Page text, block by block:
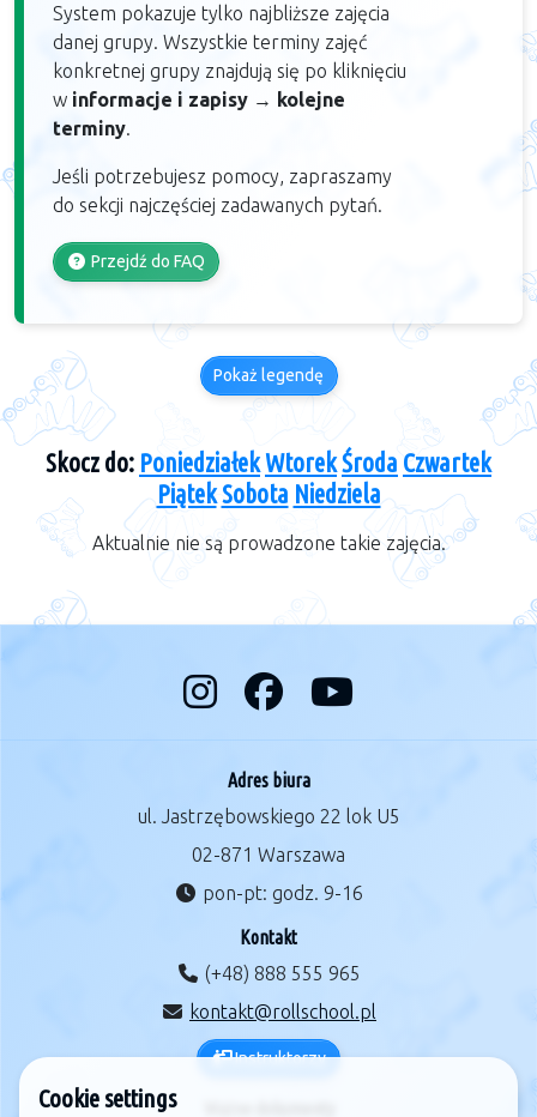
System pokazuje tylko najbliższe zajęcia
danej grupy. Wszystkie terminy zajęć
konkretnej grupy znajdują się po kliknięciu
w informacje i zapisy → kolejne
terminy.
Jeśli potrzebujesz pomocy, zapraszamy
do sekcji najczęściej zadawanych pytań.
Przejdź do FAQ
Pokaż legendę
Skocz do: PoniedziałekWtorekŚroda Czwartek
PiątekSobota Niedziela
Aktualnie nie są prowadzone takie zajęcia.
Adres biura
ul. Jastrzębowskiego 22 lok U5
02-871 Warszawa
pon-pt: godz. 9-16
Kontakt
(+48) 888 555 965
kontakt@rollschool.pl
Instruktorzy
Cookie settings